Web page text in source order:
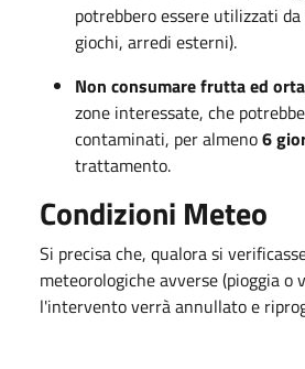
potrebbero essere utilizzati
giochi, arredi esterni).
Non consumare frutta ed
zone interessate, che
contaminati, per almeno6
trattamento.
Condizioni Meteo
Si precisa che, qualora si
meteorologiche avverse (pioggia o
l'intervento verrà annullato e